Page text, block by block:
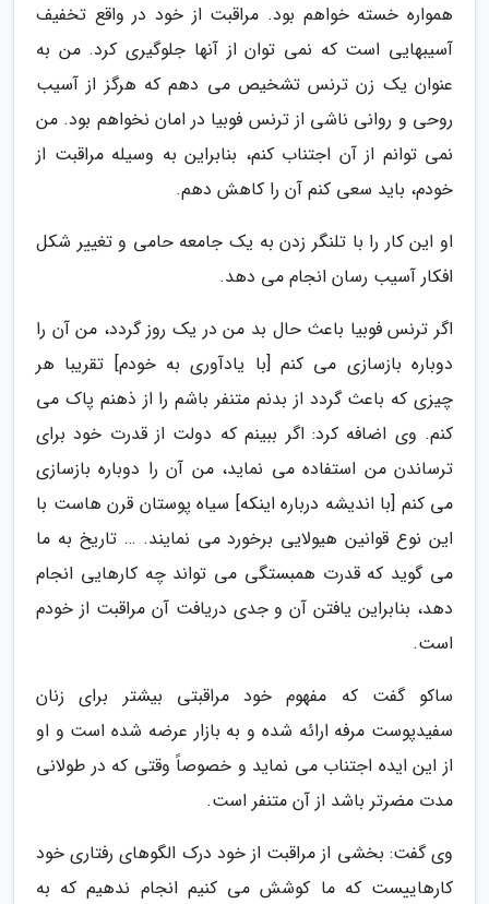
همواره خسته خواهم بود. مراقبت از خود در واقع تخفیف
آسیبهایی است که نمی توان از آنها جلوگیری کرد. من به
عنوان یک زن ترنس تشخیص می دهم که هرگز از آسیب
روحی و روانی ناشی از ترنس فوبیا در امان نخواهم بود. من
نمی توانم از آن اجتناب کنم، بنابراین به وسیله مراقبت از
خودم، باید سعی کنم آن را کاهش دهم.
او این کار را با تلنگر زدن به یک جامعه حامی و تغییر شکل
افکار آسیب رسان انجام می دهد.
اگر ترنس فوبیا باعث حال بد من در یک روز گردد، من آن را
دوباره بازسازی می کنم [با یادآوری به خودم] تقریبا هر
چیزی که باعث گردد از بدنم متنفر باشم را از ذهنم پاک می
کنم. وی اضافه کرد: اگر ببینم که دولت از قدرت خود برای
ترساندن من استفاده می نماید، من آن را دوباره بازسازی
می کنم [با اندیشه درباره اینکه] سیاه پوستان قرن هاست با
این نوع قوانین هیولایی برخورد می نمایند. … تاریخ به ما
می گوید که قدرت همبستگی می تواند چه کارهایی انجام
دهد، بنابراین یافتن آن و جدی دریافت آن مراقبت از خودم
است.
ساکو گفت که مفهوم خود مراقبتی بیشتر برای زنان
سفیدپوست مرفه ارائه شده و به بازار عرضه شده است و او
از این ایده اجتناب می نماید و خصوصاً وقتی که در طولانی
مدت مضرتر باشد از آن متنفر است.
وی گفت: بخشی از مراقبت از خود درک الگوهای رفتاری خود
کارهاییست که ما کوشش می کنیم انجام ندهیم که به